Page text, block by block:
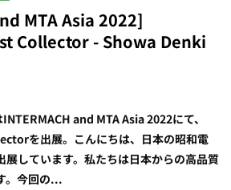
MTA Asia 2022]
Collector - Showa Denki
and MTA Asia 2022にて、
を出展。こんにちは、日本の昭和電
展しています。私たちは日本からの高品質
。今回の...